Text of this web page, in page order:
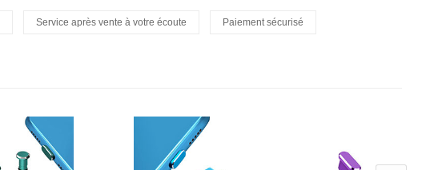
Service après vente à votre écoute Paiement sécurisé